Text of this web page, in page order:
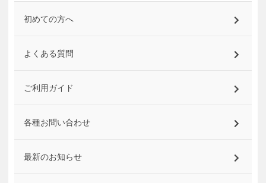
初めての方へ
よくある質問
ご利用ガイド
各種お問い合わせ
最新のお知らせ